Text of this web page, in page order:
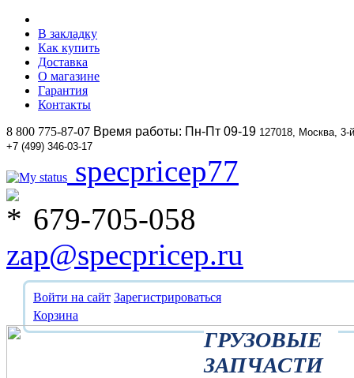
В закладку
Как купить
Доставка
О магазине
Гарантия
Контакты
8 800 775-87-07 Время работы: Пн-Пт 09-19 127018, Москва,
+7 (499) 346-03-17
specpricep77
679-705-058
zap@specpricep.ru
Войти на сайт Зарегистрироваться
Корзина
ГРУЗОВЫЕ
ЗАПЧАСТИ